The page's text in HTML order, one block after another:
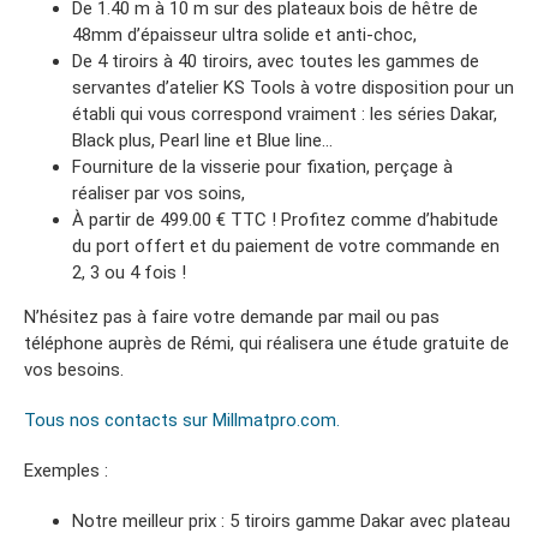
De 1.40 m à 10 m sur des plateaux bois de hêtre de
48mm d’épaisseur ultra solide et anti-choc,
De 4 tiroirs à 40 tiroirs, avec toutes les gammes de
servantes d’atelier KS Tools à votre disposition pour un
établi qui vous correspond vraiment : les séries Dakar,
Black plus, Pearl line et Blue line…
Fourniture de la visserie pour fixation, perçage à
réaliser par vos soins,
À partir de 499.00 € TTC ! Profitez comme d’habitude
du port offert et du paiement de votre commande en
2, 3 ou 4 fois !
N’hésitez pas à faire votre demande par mail ou pas
téléphone auprès de Rémi, qui réalisera une étude gratuite de
vos besoins.
Tous nos contacts sur Millmatpro.com.
Exemples :
Notre meilleur prix : 5 tiroirs gamme Dakar avec plateau